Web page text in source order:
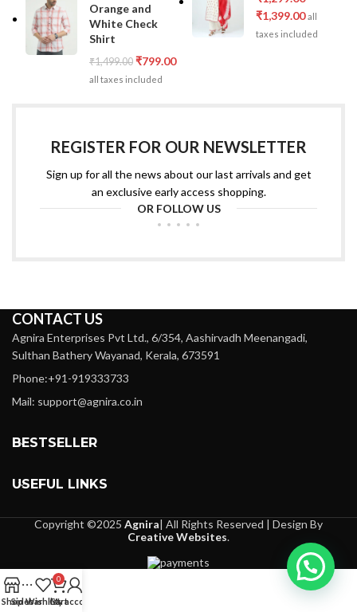
Orange and
White Check
Shirt
₹1,499.00 ₹799.00
all taxes included
₹1,399.00 all
taxes included
REGISTER FOR OUR NEWSLETTER
Sign up for all the news about our last arrivals and get
an exclusive early access shopping.
OR FOLLOW US
CONTACT US
Agnira Enterprises Pvt Ltd., 6/354, Aashirvadh Meenangadi,
Sulthan Bathery Wayanad, Kerala, 673591
Phone:+91-919333733
Mail: support@agnira.co.in
BESTSELLER
USEFUL LINKS
Copyright ©2025 Agnira| All Rights Reserved | Design By
Creative Websites.
ShopSidebar
Wishlist
0
Cart
My account